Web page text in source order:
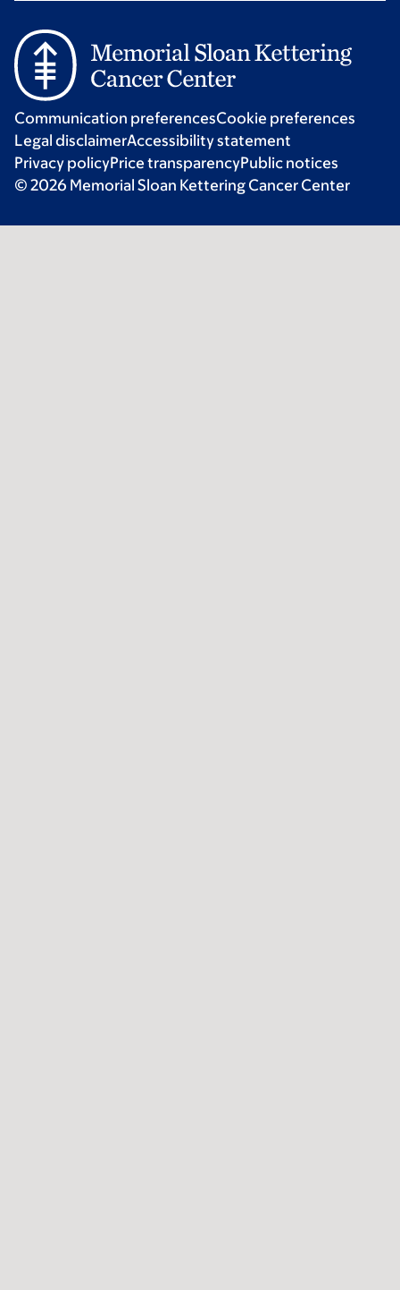
Communication preferencesCookie preferences
Legal disclaimerAccessibility statement
Privacy policyPrice transparencyPublic notices
© 2026 Memorial Sloan Kettering Cancer Center